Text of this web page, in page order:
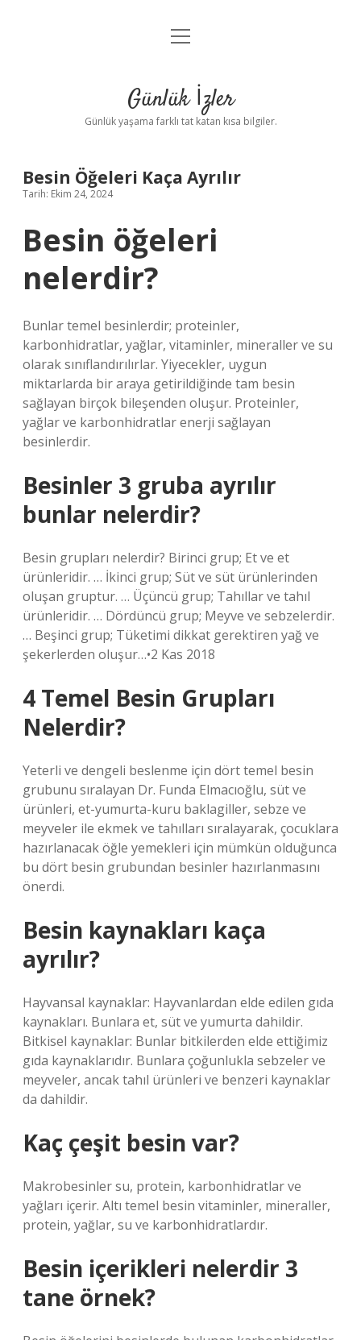
Anasayfa
Yasal Uyarı
menüyü
Günlük İzler
Günlük yaşama farklı tat katan kısa bilgiler.
Besin Öğeleri Kaça Ayrılır
Tarih: Ekim 24, 2024
Besin öğeleri
nelerdir?
Bunlar temel besinlerdir; proteinler,
karbonhidratlar, yağlar, vitaminler, mineraller ve su
olarak sınıflandırılırlar. Yiyecekler, uygun
miktarlarda bir araya getirildiğinde tam besin
sağlayan birçok bileşenden oluşur. Proteinler,
yağlar ve karbonhidratlar enerji sağlayan
besinlerdir.
Besinler 3 gruba ayrılır
bunlar nelerdir?
Besin grupları nelerdir? Birinci grup; Et ve et
ürünleridir. … İkinci grup; Süt ve süt ürünlerinden
oluşan gruptur. … Üçüncü grup; Tahıllar ve tahıl
ürünleridir. … Dördüncü grup; Meyve ve sebzelerdir.
… Beşinci grup; Tüketimi dikkat gerektiren yağ ve
şekerlerden oluşur…•2 Kas 2018
4 Temel Besin Grupları
Nelerdir?
Yeterli ve dengeli beslenme için dört temel besin
grubunu sıralayan Dr. Funda Elmacıoğlu, süt ve
ürünleri, et-yumurta-kuru baklagiller, sebze ve
meyveler ile ekmek ve tahılları sıralayarak, çocuklara
hazırlanacak öğle yemekleri için mümkün olduğunca
bu dört besin grubundan besinler hazırlanmasını
önerdi.
Besin kaynakları kaça
ayrılır?
Hayvansal kaynaklar: Hayvanlardan elde edilen gıda
kaynakları. Bunlara et, süt ve yumurta dahildir.
Bitkisel kaynaklar: Bunlar bitkilerden elde ettiğimiz
gıda kaynaklarıdır. Bunlara çoğunlukla sebzeler ve
meyveler, ancak tahıl ürünleri ve benzeri kaynaklar
da dahildir.
Kaç çeşit besin var?
Makrobesinler su, protein, karbonhidratlar ve
yağları içerir. Altı temel besin vitaminler, mineraller,
protein, yağlar, su ve karbonhidratlardır.
Besin içerikleri nelerdir 3
tane örnek?